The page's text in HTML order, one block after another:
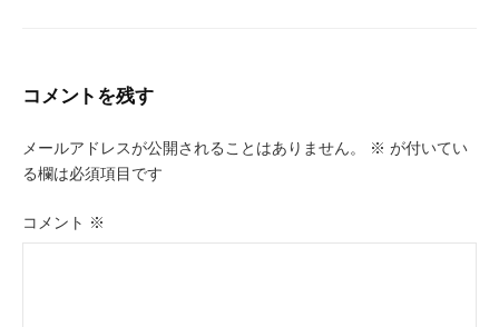
コメントを残す
メールアドレスが公開されることはありません。 ※ が付いてい
る欄は必須項目です
コメント ※